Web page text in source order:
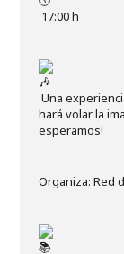
17:00 h
Una
hará volar la
esperamos!
Organiza: Red